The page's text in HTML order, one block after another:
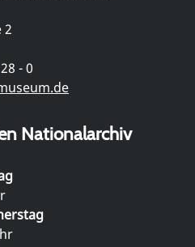
2
- 0
Nationalarchiv